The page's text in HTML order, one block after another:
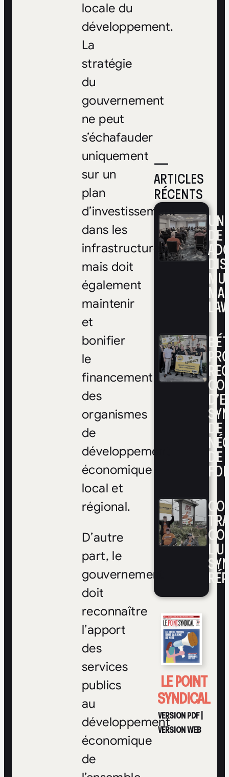
—
ARTICLES
RÉCENTS
DE
DE
DE
FOI
LE POINT
SYNDICAL
VERSION PDF|
VERSION WEB
locale du
développement.
La
stratégie
du
gouvernement
ne peut
s’échafauder
uniquement
sur un
plan
d’investissement
dans les
infrastructures,
mais doit
également
maintenir
et
bonifier
le
financement
des
organismes
de
développement
économique
local et
régional.
D’autre
part, le
gouvernement
doit
reconnaître
l’apport
des
services
publics
au
développement
économique
de